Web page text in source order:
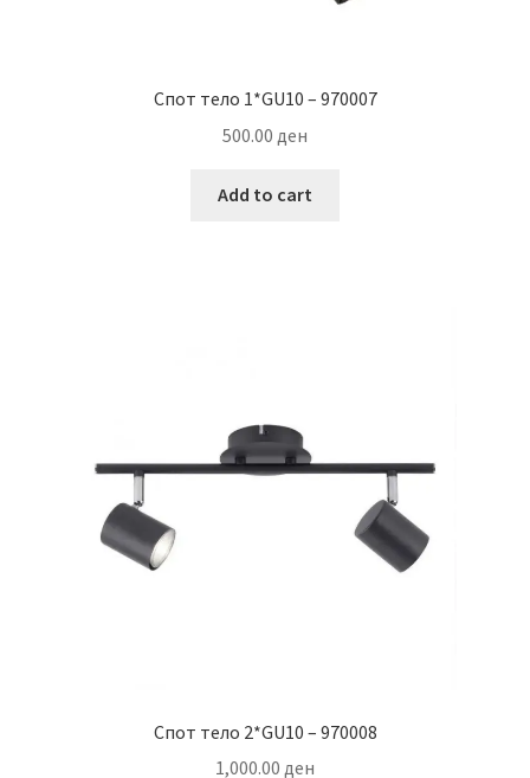
Спот тело 1*GU10 – 970007
500.00 ден
Add to cart
Спот тело 2*GU10 – 970008
1,000.00 ден